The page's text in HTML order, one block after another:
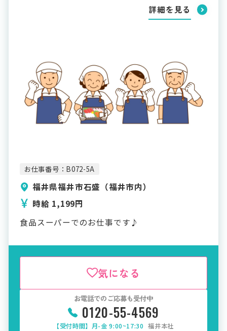
詳細を見る
お仕事番号：B072-5A
福井県福井市石盛（福井市内）
時給 1,199円
食品スーパーでのお仕事です♪
気になる
お電話でのご応募も受付中
0120-55-4569
【受付時間】月-金 9:00~17:30 福井本社